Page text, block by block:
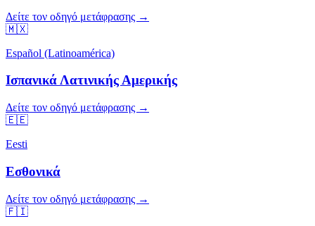
Δείτε τον οδηγό μετάφρασης →
🇲🇽
Español (Latinoamérica)
Ισπανικά Λατινικής Αμερικής
Δείτε τον οδηγό μετάφρασης →
🇪🇪
Eesti
Εσθονικά
Δείτε τον οδηγό μετάφρασης →
🇫🇮